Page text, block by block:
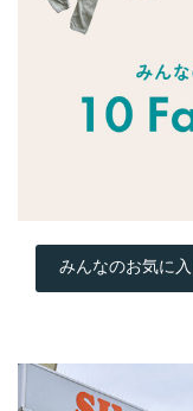
みんなのお気に